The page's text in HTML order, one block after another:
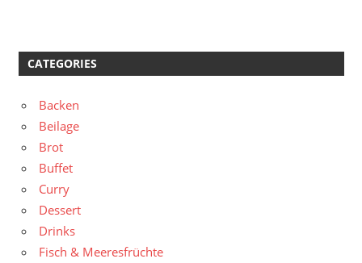
CATEGORIES
Backen
Beilage
Brot
Buffet
Curry
Dessert
Drinks
Fisch & Meeresfrüchte